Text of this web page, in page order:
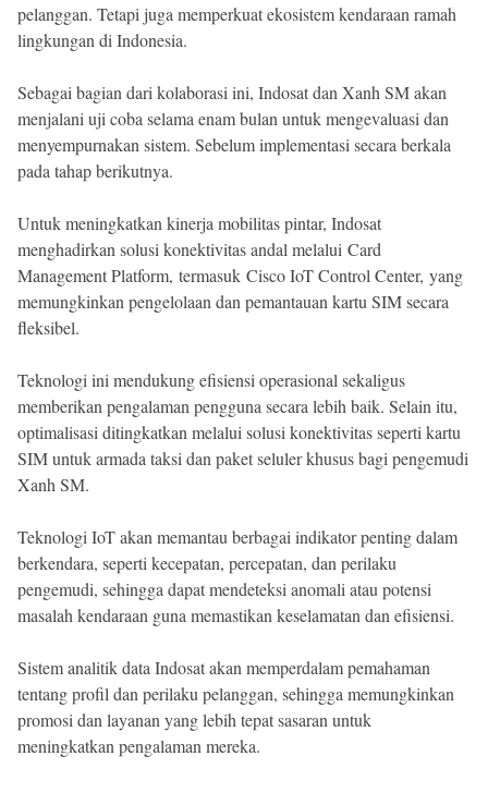
pelanggan. Tetapi juga memperkuat ekosistem kendaraan ramah
lingkungan di Indonesia.
Sebagai bagian dari kolaborasi ini, Indosat dan Xanh SM akan
menjalani uji coba selama enam bulan untuk mengevaluasi dan
menyempurnakan sistem. Sebelum implementasi secara berkala
pada tahap berikutnya.
Untuk meningkatkan kinerja mobilitas pintar, Indosat
menghadirkan solusi konektivitas andal melalui Card
Management Platform, termasuk Cisco IoT Control Center, yang
memungkinkan pengelolaan dan pemantauan kartu SIM secara
fleksibel.
Teknologi ini mendukung efisiensi operasional sekaligus
memberikan pengalaman pengguna secara lebih baik. Selain itu,
optimalisasi ditingkatkan melalui solusi konektivitas seperti kartu
SIM untuk armada taksi dan paket seluler khusus bagi pengemudi
Xanh SM.
Teknologi IoT akan memantau berbagai indikator penting dalam
berkendara, seperti kecepatan, percepatan, dan perilaku
pengemudi, sehingga dapat mendeteksi anomali atau potensi
masalah kendaraan guna memastikan keselamatan dan efisiensi.
Sistem analitik data Indosat akan memperdalam pemahaman
tentang profil dan perilaku pelanggan, sehingga memungkinkan
promosi dan layanan yang lebih tepat sasaran untuk
meningkatkan pengalaman mereka.